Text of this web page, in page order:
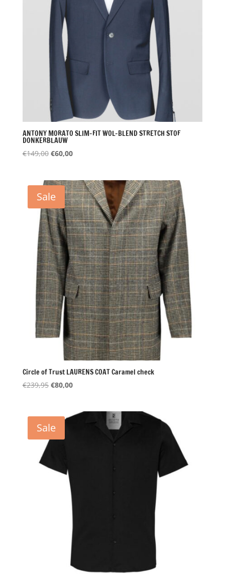
ANTONY MORATO SLIM-FIT WOL-BLEND STRETCH STOF
DONKERBLAUW
€149,00 Oorspronkelijke
€149,00.
€60,00Huidige
€60,00.
Sale
Circle of Trust LAURENS COAT Caramel check
€239,95 Oorspronkelijke
€239,95.
€80,00Huidige
€80,00.
Sale